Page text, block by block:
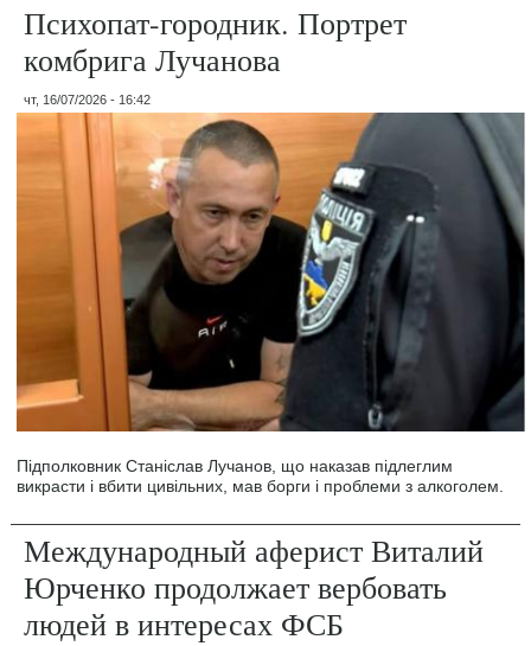
Психопат-городник. Портрет
комбрига Лучанова
чт, 16/07/2026 - 16:42
Підполковник Станіслав Лучанов, що наказав підлеглим
викрасти і вбити цивільних, мав борги і проблеми з алкоголем.
Международный аферист Виталий
Юрченко продолжает вербовать
людей в интересах ФСБ